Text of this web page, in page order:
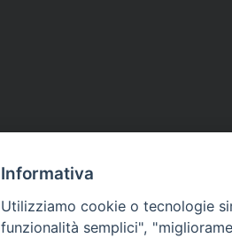
Informativa
Utilizziamo cookie o tecnologie
funzionalità semplici",